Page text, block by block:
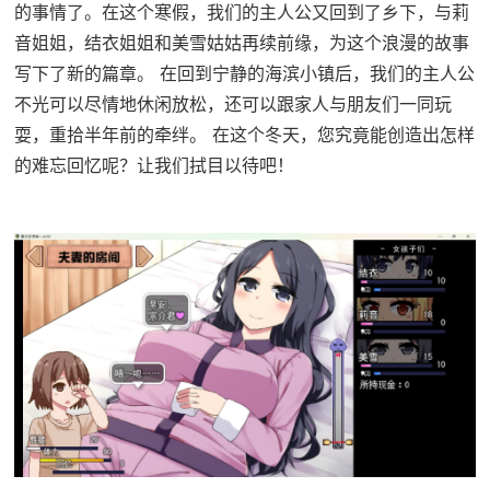
的事情了。在这个寒假，我们的主人公又回到了乡下，与莉
音姐姐，结衣姐姐和美雪姑姑再续前缘，为这个浪漫的故事
写下了新的篇章。 在回到宁静的海滨小镇后，我们的主人公
不光可以尽情地休闲放松，还可以跟家人与朋友们一同玩
耍，重拾半年前的牵绊。 在这个冬天，您究竟能创造出怎样
的难忘回忆呢？让我们拭目以待吧！